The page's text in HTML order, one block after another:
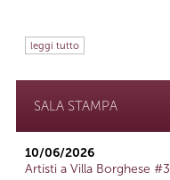
leggi tutto
SALA STAMPA
10/06/2026
Artisti a Villa Borghese #3